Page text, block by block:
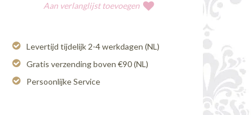
Aan verlanglijst toevoegen
Levertijd tijdelijk 2-4 werkdagen (NL)
Gratis verzending boven €90 (NL)
Persoonlijke Service